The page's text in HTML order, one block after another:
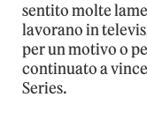
sentito molte
lavorano in
per un motivo o
continuato a
Series.